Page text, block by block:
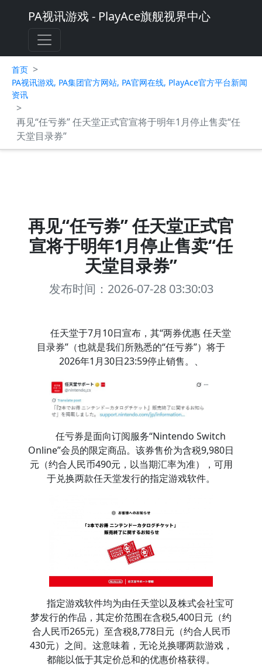
PA视讯游戏 - PlayAce旗舰视界中心
首页 >
PA视讯游戏, PA集团官方网站, PA官网在线, PlayAce官方平台新闻
资讯
>
再见“任亏券” 任天堂正式官宣将于明年1月停止售卖“任
天堂目录券”
再见“任亏券” 任天堂正式官
宣将于明年1月停止售卖“任
天堂目录券”
发布时间：2026-07-28 03:30:03
任天堂于7月10日宣布，其“两券优惠 任天堂
目录券”（也就是我们所熟悉的“任亏券”）将于
2026年1月30日23:59停止销售。、
任亏券是面向订阅服务“Nintendo Switch
Online”会员的限定商品。该券售价为含税9,980日
元（约合人民币490元，以当期汇率为准），可用
于兑换两款任天堂发行的指定游戏软件。
指定游戏软件均为由任天堂以及株式会社宝可
梦发行的作品，其定价范围在含税5,400日元（约
合人民币265元）至含税8,778日元（约合人民币
430元）之间。这意味着，无论兑换哪两款游戏，
都能以低于其定价总和的优惠价格获得。